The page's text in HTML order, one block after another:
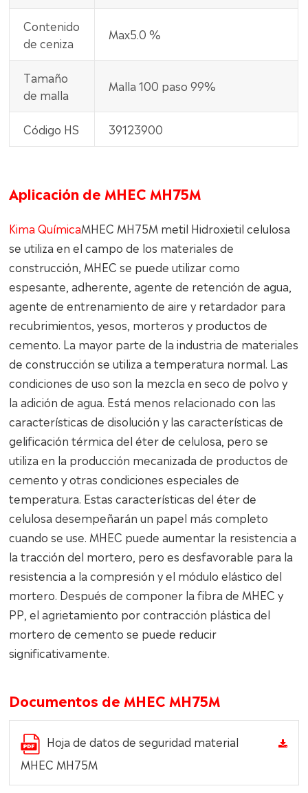
Contenido
de ceniza
Max5.0 %
Tamaño
de malla
Malla 100 paso 99%
Código HS 39123900
Aplicación de MHEC MH75M
Kima QuímicaMHEC MH75M metil Hidroxietil celulosa
se utiliza en el campo de los materiales de
construcción, MHEC se puede utilizar como
espesante, adherente, agente de retención de agua,
agente de entrenamiento de aire y retardador para
recubrimientos, yesos, morteros y productos de
cemento. La mayor parte de la industria de materiales
de construcción se utiliza a temperatura normal. Las
condiciones de uso son la mezcla en seco de polvo y
la adición de agua. Está menos relacionado con las
características de disolución y las características de
gelificación térmica del éter de celulosa, pero se
utiliza en la producción mecanizada de productos de
cemento y otras condiciones especiales de
temperatura. Estas características del éter de
celulosa desempeñarán un papel más completo
cuando se use. MHEC puede aumentar la resistencia a
la tracción del mortero, pero es desfavorable para la
resistencia a la compresión y el módulo elástico del
mortero. Después de componer la fibra de MHEC y
PP, el agrietamiento por contracción plástica del
mortero de cemento se puede reducir
significativamente.
Documentos de MHEC MH75M
Hoja de datos de seguridad material
MHEC MH75M